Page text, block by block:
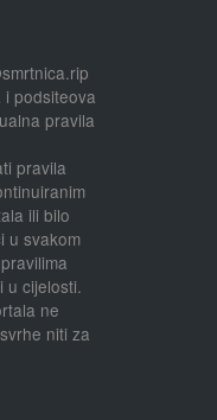
podsiteova
pravila
pravila
ili bilo
u svakom
u cijelosti.
ne
niti za